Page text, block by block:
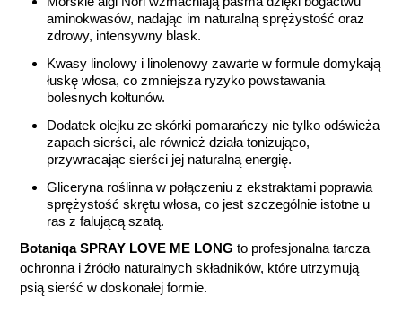
aminokwasów, nadając im naturalną sprężystość oraz
zdrowy, intensywny blask.
Kwasy linolowy i linolenowy zawarte w formule domykają
łuskę włosa, co zmniejsza ryzyko powstawania
bolesnych kołtunów.
Dodatek olejku ze skórki pomarańczy nie tylko odświeża
zapach sierści, ale również działa tonizująco,
przywracając sierści jej naturalną energię.
Gliceryna roślinna w połączeniu z ekstraktami poprawia
sprężystość skrętu włosa, co jest szczególnie istotne u
ras z falującą szatą.
Botaniqa SPRAY LOVE ME LONG to profesjonalna tarcza
ochronna i źródło naturalnych składników, które utrzymują
psią sierść w doskonałej formie.